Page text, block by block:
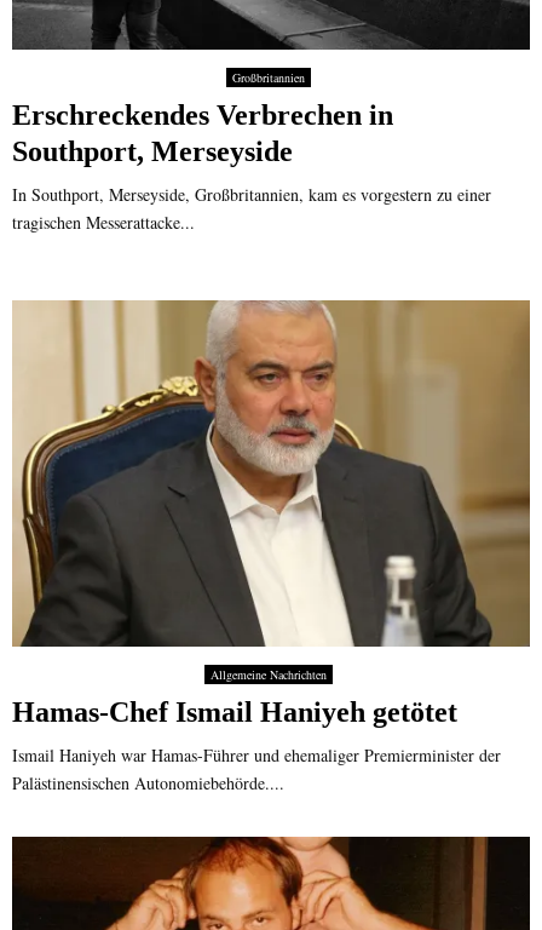
Großbritannien
Erschreckendes Verbrechen in
Southport, Merseyside
In Southport, Merseyside, Großbritannien, kam es vorgestern zu einer
tragischen Messerattacke...
Allgemeine Nachrichten
Hamas-Chef Ismail Haniyeh getötet
Ismail Haniyeh war Hamas-Führer und ehemaliger Premierminister der
Palästinensischen Autonomiebehörde....